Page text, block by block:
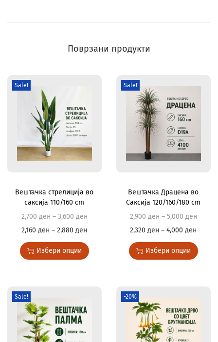
Поврзани продукти
Sale!
Вештачка стрелиција во
саксија 110/160 cm
2,700ден–3,600ден
2,160ден –2,880ден
Избери опции
Sale!
Вештачка Драцена во
Саксија 120/160/180 cm
2,900ден–5,000ден
2,320ден –4,000ден
Избери опции
Sale! -20%